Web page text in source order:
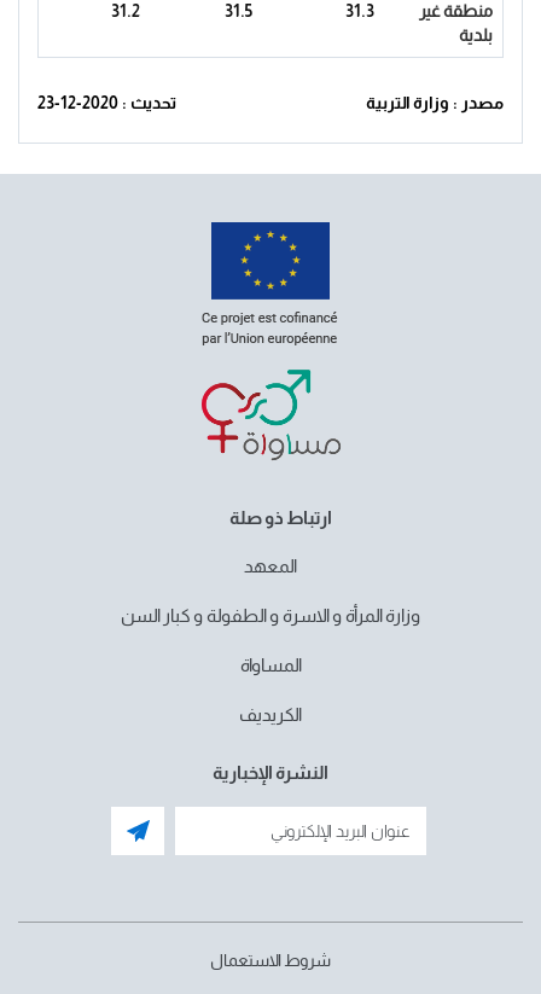
منطقة غير
بلدية
31.3
31.5
31.2
مصدر : وزارة التربية تحديث : 2020-12-23
ارتباط ذو صلة
المعهد
وزارة المرأة و الاسرة و الطفولة و كبار السن
المساواة
الكريديف
النشرة الإخبارية
شروط الاستعمال